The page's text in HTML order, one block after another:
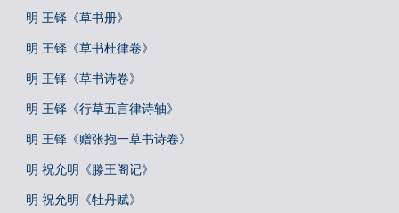
明 王铎《草书册》
明 王铎《草书杜律卷》
明 王铎《草书诗卷》
明 王铎《行草五言律诗轴》
明 王铎《赠张抱一草书诗卷》
明 祝允明《滕王阁记》
明 祝允明《牡丹赋》